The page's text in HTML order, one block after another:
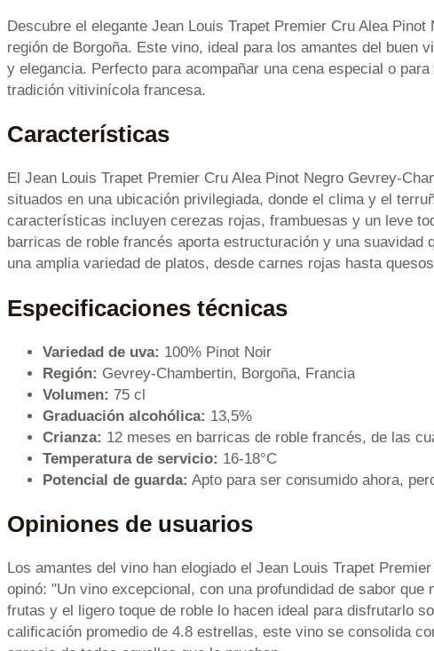
Descubre el elegante Jean Louis Trapet Premier Cru Alea
región de Borgoña. Este vino, ideal para los amantes del
y elegancia. Perfecto para acompañar una cena especial o
tradición vitivinícola francesa.
Características
El Jean Louis Trapet Premier Cru Alea Pinot Negro Gevrey-
situados en una ubicación privilegiada, donde el clima y el
características incluyen cerezas rojas, frambuesas y un leve
barricas de roble francés aporta estructuración y una suavidad
una amplia variedad de platos, desde carnes rojas hasta
Especificaciones técnicas
Variedad de uva: 100% Pinot Noir
Región: Gevrey-Chambertin, Borgoña, Francia
Volumen: 75 cl
Graduación alcohólica: 13,5%
Crianza: 12 meses en barricas de roble francés, de las
Temperatura de servicio: 16-18°C
Potencial de guarda: Apto para ser consumido ahora,
Opiniones de usuarios
Los amantes del vino han elogiado el Jean Louis Trapet
opinó: "Un vino excepcional, con una profundidad de sabor
frutas y el ligero toque de roble lo hacen ideal para disfrutarlo
calificación promedio de 4.8 estrellas, este vino se consolida